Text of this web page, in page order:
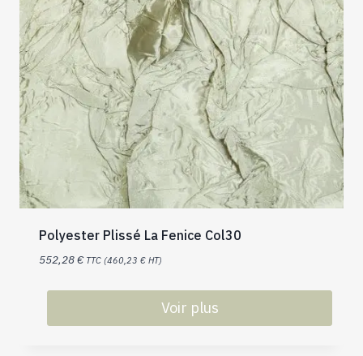
Polyester Plissé La Fenice Col30
552,28€ TTC (460,23 € HT)
Voir plus